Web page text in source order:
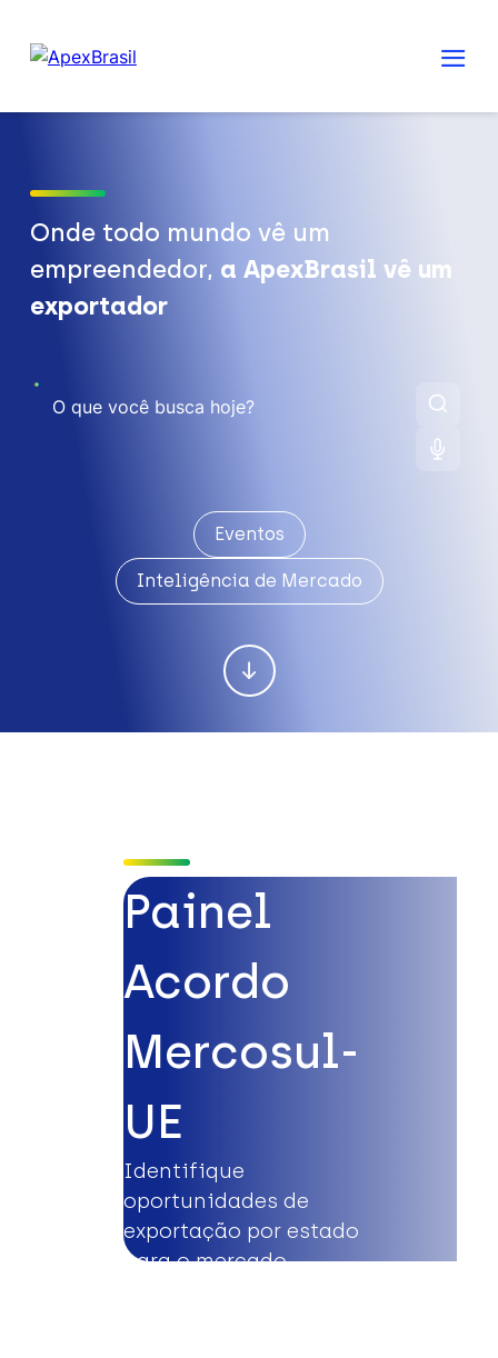
Onde todo mundo vê um
empreendedor, a ApexBrasil vê um
exportador
Eventos
Inteligência de Mercado
Painel
Acordo
Mercosul-
UE
Identifique
oportunidades de
exportação por estado
para o mercado